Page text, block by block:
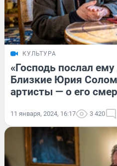
КУЛЬТУРА
«Господь послал
Близкие Юрия
артисты — о его
11 января, 2024, 16:17 3 420